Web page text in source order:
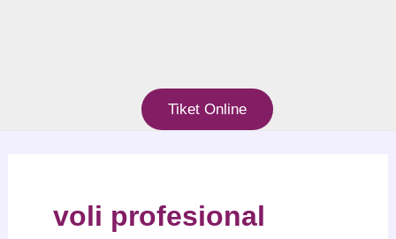
Tiket Online
voli profesional